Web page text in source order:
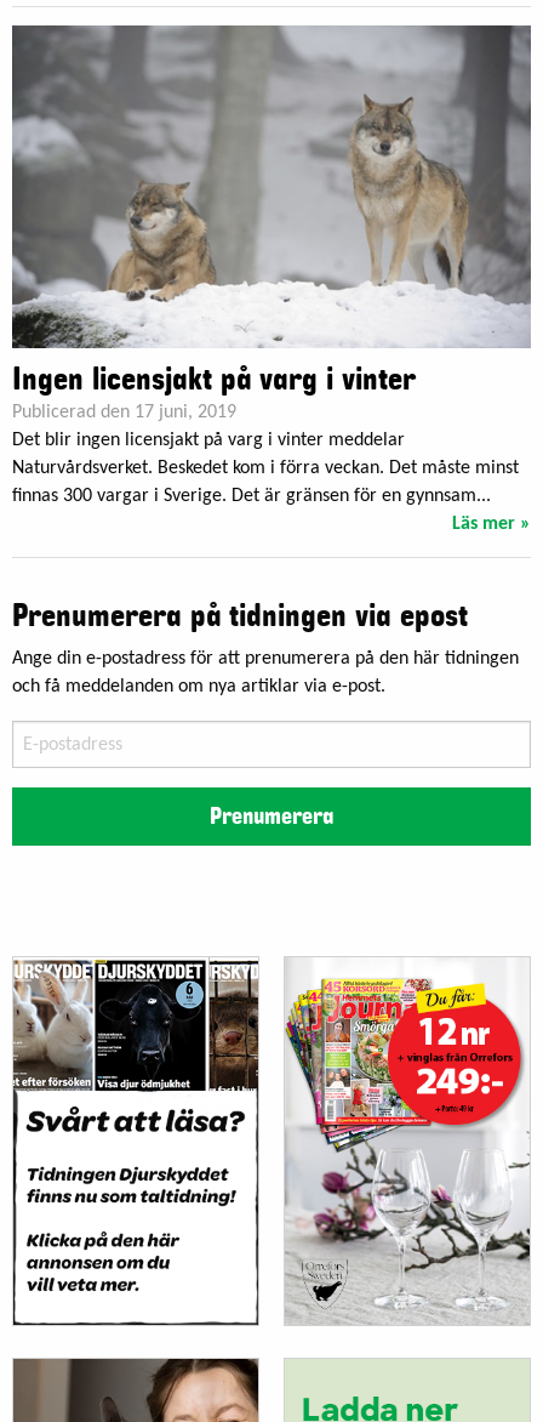
Ingen licensjakt på varg i vinter
Publicerad den 17 juni, 2019
Det blir ingen licensjakt på varg i vinter meddelar
Naturvårdsverket. Beskedet kom i förra veckan. Det måste minst
finnas 300 vargar i Sverige. Det är gränsen för en gynnsam...
Läs mer »
Prenumerera på tidningen via epost
Ange din e-postadress för att prenumerera på den här tidningen
och få meddelanden om nya artiklar via e-post.
postadress
Prenumerera